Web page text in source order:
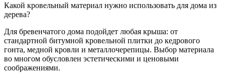
Какой кровельный материал нужно использовать для дома из
дерева?
Для бревенчатого дома подойдет любая крыша: от
стандартной битумной кровельной плитки до кедрового
гонта, медной кровли и металлочерепицы. Выбор материала
во многом обусловлен эстетическими и ценовыми
соображениями.